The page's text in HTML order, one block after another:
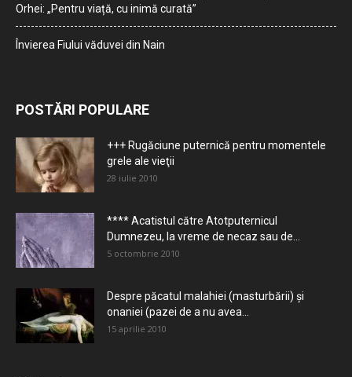
Orhei: „Pentru viață, cu inimă curată”
Învierea Fiului văduvei din Nain
POSTĂRI POPULARE
+++ Rugăciune puternică pentru momentele
grele ale vieţii
28 iulie 2010
**** Acatistul către Atotputernicul
Dumnezeu, la vreme de necaz sau de...
5 octombrie 2010
Despre păcatul malahiei (masturbării) şi
onaniei (pazei de a nu avea...
15 aprilie 2010